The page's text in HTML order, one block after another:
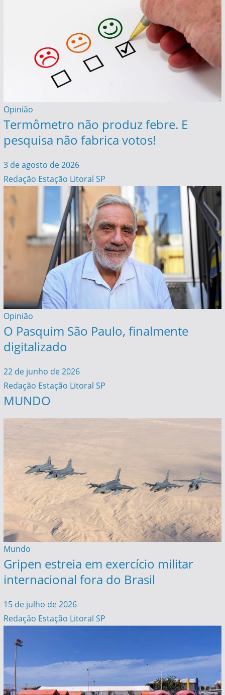
Opinião
Termômetro não produz febre. E
pesquisa não fabrica votos!
3 de agosto de 2026
Redação Estação Litoral SP
Opinião
O Pasquim São Paulo, finalmente
digitalizado
22 de junho de 2026
Redação Estação Litoral SP
MUNDO
Mundo
Gripen estreia em exercício militar
internacional fora do Brasil
15 de julho de 2026
Redação Estação Litoral SP